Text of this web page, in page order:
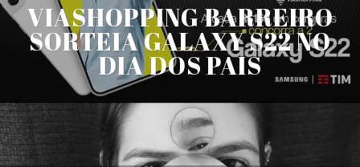
VIASHOPPING BARREIRO
SORTEIA GALAXY S22 NO
DIA DOS PAIS